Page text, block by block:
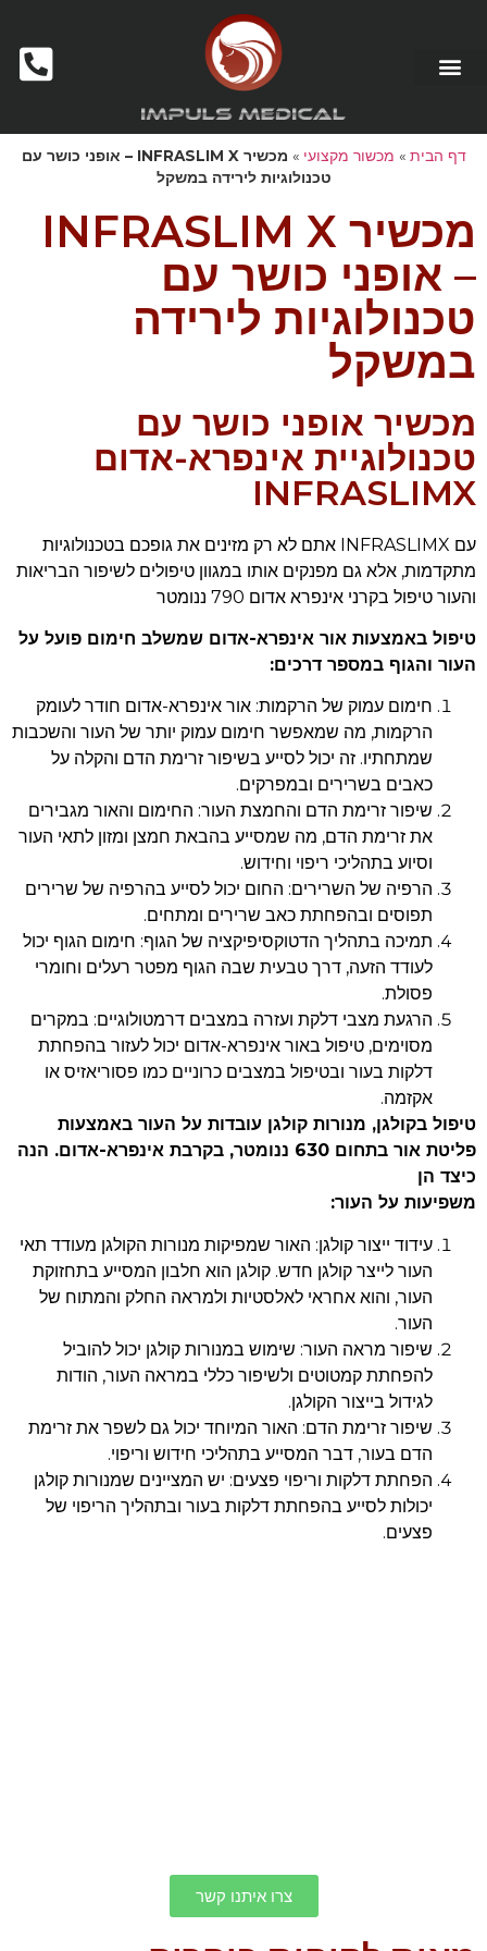
דף הבית » מכשור מקצועי »
מכשיר INFRASLIM X – אופני כושר עם
טכנולוגיות לירידה במשקל
מכשיר INFRASLIM X
– אופני כושר עם
טכנולוגיות לירידה
במשקל
מכשיר אופני כושר עם
טכנולוגיית אינפרא-אדום
INFRASLIMX
עם INFRASLIMX אתם לא רק מזינים את גופכם בטכנולוגיות
מתקדמות, אלא גם מפנקים אותו במגוון טיפולים לשיפור הבריאות
והעור טיפול בקרני אינפרא אדום 790 ננומטר
טיפול באמצעות אור אינפרא-אדום שמשלב חימום פועל על
העור והגוף במספר דרכים:
חימום עמוק של הרקמות: אור אינפרא-אדום חודר לעומק
הרקמות, מה שמאפשר חימום עמוק יותר של העור והשכבות
שמתחתיו. זה יכול לסייע בשיפור זרימת הדם והקלה על
כאבים בשרירים ובמפרקים.
שיפור זרימת הדם והחמצת העור: החימום והאור מגבירים
את זרימת הדם, מה שמסייע בהבאת חמצן ומזון לתאי העור
וסיוע בתהליכי ריפוי וחידוש.
הרפיה של השרירים: החום יכול לסייע בהרפיה של שרירים
תפוסים ובהפחתת כאב שרירים ומתחים.
תמיכה בתהליך הדטוקסיפיקציה של הגוף: חימום הגוף יכול
לעודד הזעה, דרך טבעית שבה הגוף מפטר רעלים וחומרי
פסולת.
הרגעת מצבי דלקת ועזרה במצבים דרמטולוגיים: במקרים
מסוימים, טיפול באור אינפרא-אדום יכול לעזור בהפחתת
דלקות בעור ובטיפול במצבים כרוניים כמו פסוריאזיס או
אקזמה.
טיפול בקולגן, מנורות קולגן עובדות על העור באמצעות
פליטת אור בתחום 630 ננומטר, בקרבת אינפרא-אדום. הנה
כיצד הן
משפיעות על העור:
עידוד ייצור קולגן: האור שמפיקות מנורות הקולגן מעודד תאי
העור לייצר קולגן חדש. קולגן הוא חלבון המסייע בתחזוקת
העור, והוא אחראי לאלסטיות ולמראה החלק והמתוח של
העור.
שיפור מראה העור: שימוש במנורות קולגן יכול להוביל
להפחתת קמטוטים ולשיפור כללי במראה העור, הודות
לגידול בייצור הקולגן.
שיפור זרימת הדם: האור המיוחד יכול גם לשפר את זרימת
הדם בעור, דבר המסייע בתהליכי חידוש וריפוי.
הפחתת דלקות וריפוי פצעים: יש המציינים שמנורות קולגן
יכולות לסייע בהפחתת דלקות בעור ובתהליך הריפוי של
פצעים.
צרו איתנו קשר